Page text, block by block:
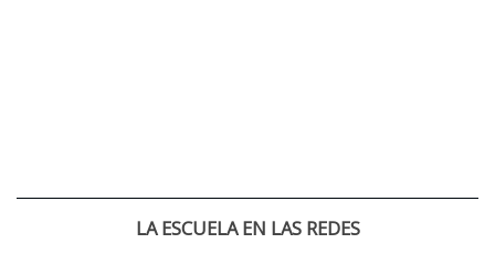
LA ESCUELA EN LAS REDES